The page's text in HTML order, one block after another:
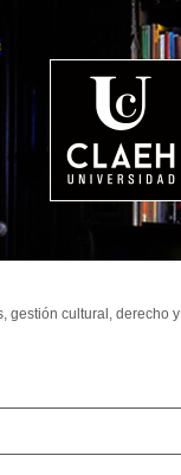
gestión cultural, derecho y